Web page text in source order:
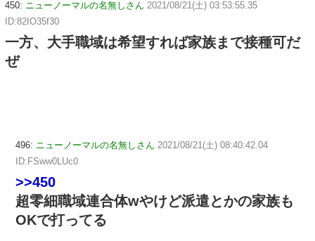
450: ニューノーマルの名無しさん 2021/08/21(土) 03:53:55.35
ID:82IO35f30
一方、大手職域は希望すれば家族まで接種可だ
ぜ
496: ニューノーマルの名無しさん 2021/08/21(土) 08:40:42.04
ID:FSww0LUc0
>>450
超零細職域連合体wやけど派遣とかの家族も
OKで打ってる